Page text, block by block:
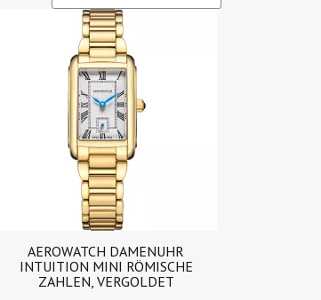
AEROWATCH DAMENUHR
INTUITION MINI RÖMISCHE
ZAHLEN, VERGOLDET